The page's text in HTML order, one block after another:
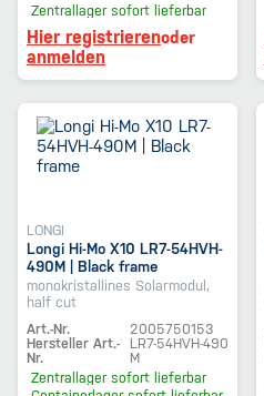
Zentrallager sofort lieferbar
Hier registrierenoder
anmelden
LONGI
Longi Hi-Mo X10 LR7-54HVH-
490M | Black frame
monokristallines Solarmodul,
half cut
Art.-Nr.
2005750153
Hersteller Art.-
Nr.
LR7-54HVH-490
M
Zentrallager sofort lieferbar